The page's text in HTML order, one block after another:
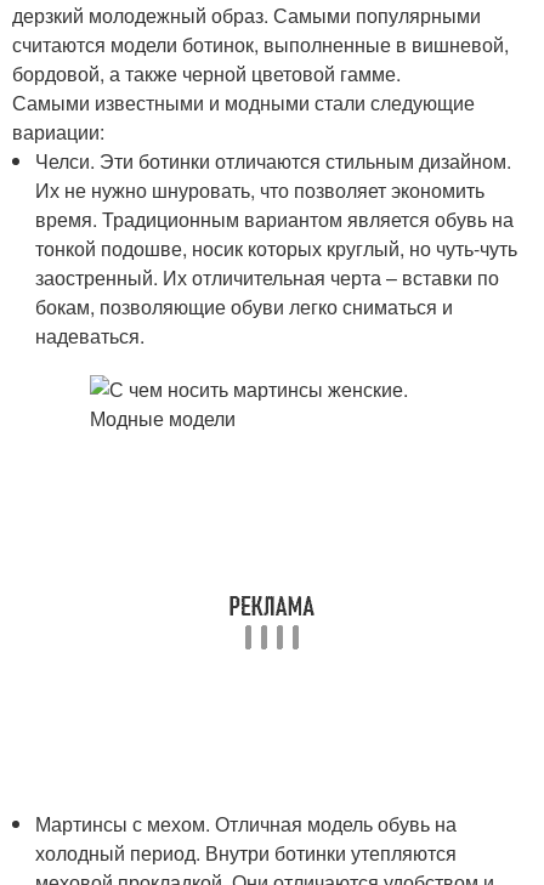
дерзкий молодежный образ. Самыми популярными
считаются модели ботинок, выполненные в вишневой,
бордовой, а также черной цветовой гамме.
Самыми известными и модными стали следующие
вариации:
Челси. Эти ботинки отличаются стильным дизайном.
Их не нужно шнуровать, что позволяет экономить
время. Традиционным вариантом является обувь на
тонкой подошве, носик которых круглый, но чуть-чуть
заостренный. Их отличительная черта – вставки по
бокам, позволяющие обуви легко сниматься и
надеваться.
Мартинсы с мехом. Отличная модель обувь на
холодный период. Внутри ботинки утепляются